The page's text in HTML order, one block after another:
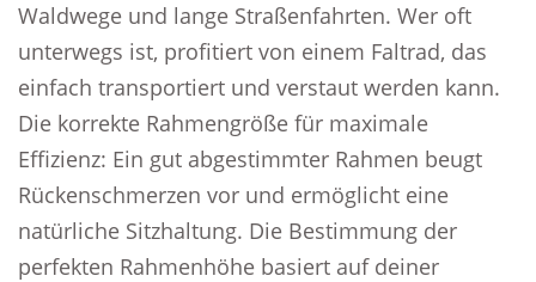
Waldwege und lange Straßenfahrten. Wer oft
unterwegs ist, profitiert von einem Faltrad, das
einfach transportiert und verstaut werden kann.
Die korrekte Rahmengröße für maximale
Effizienz: Ein gut abgestimmter Rahmen beugt
Rückenschmerzen vor und ermöglicht eine
natürliche Sitzhaltung. Die Bestimmung der
perfekten Rahmenhöhe basiert auf deiner